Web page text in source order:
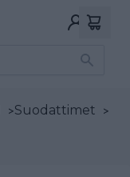
>Suodattimet >